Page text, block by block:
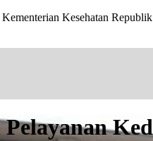
Kesehatan